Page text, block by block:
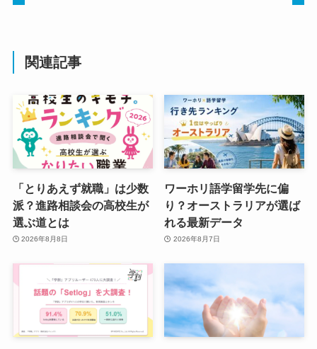
関連記事
「とりあえず就職」は少数
派？進路相談会の高校生が
選ぶ道とは
2026年8月8日
ワーホリ語学留学先に偏
り？オーストラリアが選ば
れる最新データ
2026年8月7日